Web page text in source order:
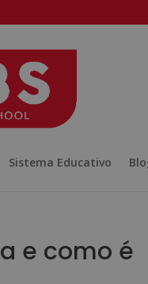
Sistema Educativo
e como é